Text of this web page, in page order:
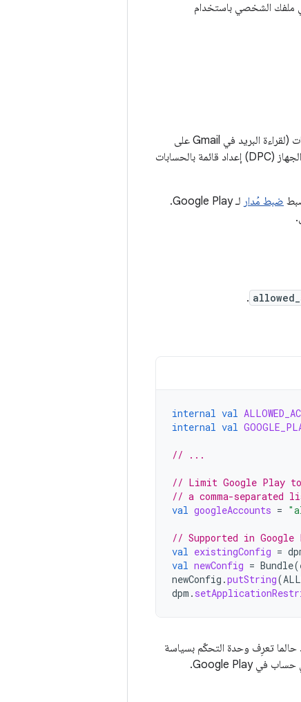
ملفك الشخصي باستخدام
في بعض الأحيان، قد ترغب إحدى المؤسسات في السماح للأشخاص بإضافة حسابات Google الحسابات (لقراءة البريد في Gmail على
سبيل المثال) ولكن لا تريد الحساب الشخصي حساب لتثبيت التطبيقات. يمكن لوحدة التحكّم بسياسة الجهاز (DPC) إعداد قائمة بالحسابات
ضبط مُدار
لـ Google Play.
.
internal val
internal val
// ...
// Limit Google Play to
// a comma-separated
val googleAccounts =
// Supported in Google
val existingConfig =
val newConfig = Bundle(
newConfig .putString(
dpm .
تعرِف وحدة التحكّم بسياسة